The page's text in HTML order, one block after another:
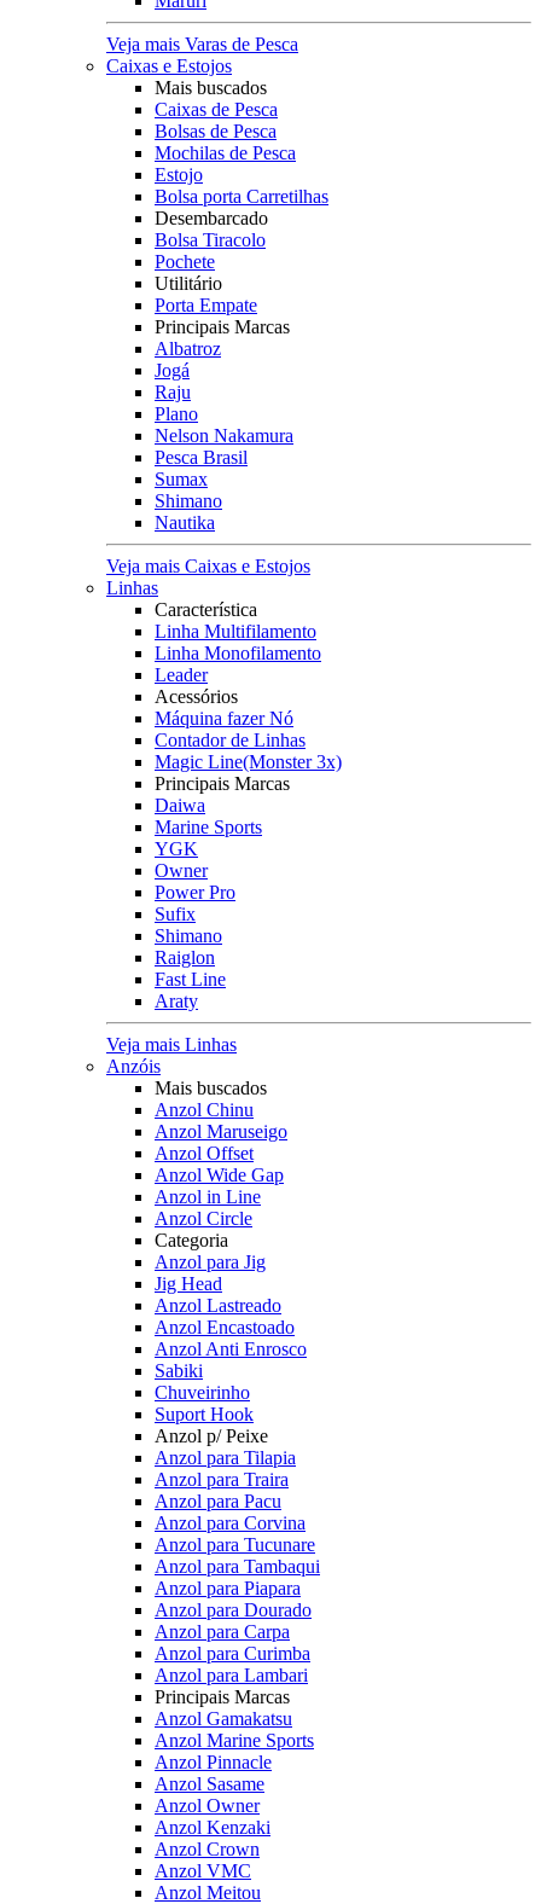
Veja mais Varas de Pesca
Caixas e Estojos
Mais buscados
Caixas de Pesca
Bolsas de Pesca
Mochilas de Pesca
Estojo
Bolsa porta Carretilhas
Desembarcado
Bolsa Tiracolo
Pochete
Utilitário
Porta Empate
Principais Marcas
Albatroz
Jogá
Raju
Plano
Nelson Nakamura
Pesca Brasil
Sumax
Shimano
Nautika
Veja mais Caixas e Estojos
Linhas
Característica
Linha Multifilamento
Linha Monofilamento
Leader
Acessórios
Máquina fazer Nó
Contador de Linhas
Magic Line(Monster 3x)
Principais Marcas
Daiwa
Marine Sports
YGK
Owner
Power Pro
Sufix
Shimano
Raiglon
Fast Line
Araty
Veja mais Linhas
Anzóis
Mais buscados
Anzol Chinu
Anzol Maruseigo
Anzol Offset
Anzol Wide Gap
Anzol in Line
Anzol Circle
Categoria
Anzol para Jig
Jig Head
Anzol Lastreado
Anzol Encastoado
Anzol Anti Enrosco
Sabiki
Chuveirinho
Suport Hook
Anzol p/ Peixe
Anzol para Tilapia
Anzol para Traira
Anzol para Pacu
Anzol para Corvina
Anzol para Tucunare
Anzol para Tambaqui
Anzol para Piapara
Anzol para Dourado
Anzol para Carpa
Anzol para Curimba
Anzol para Lambari
Principais Marcas
Anzol Gamakatsu
Anzol Marine Sports
Anzol Pinnacle
Anzol Sasame
Anzol Owner
Anzol Kenzaki
Anzol Crown
Anzol VMC
Anzol Meitou